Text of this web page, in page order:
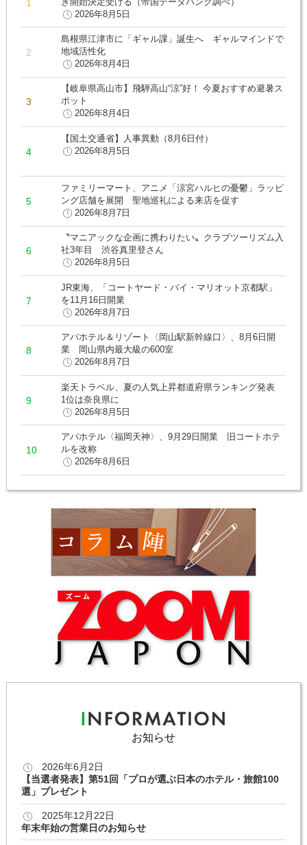
2026年8月5日
島根県江津市に「ギャル課」誕生へ ギャルマインドで
地域活性化
2026年8月4日
【岐阜県高山市】飛騨高山“涼”好！ 今夏おすすめ避暑ス
ポット
2026年8月4日
【国土交通省】人事異動（8月6日付）
2026年8月5日
ファミリーマート、アニメ「涼宮ハルヒの憂鬱」ラッピ
ング店舗を展開 聖地巡礼による来店を促す
2026年8月7日
〝マニアックな企画に携わりたい〟クラブツーリズム入
社3年目 渋谷真里登さん
2026年8月5日
JR東海、「コートヤード・バイ・マリオット京都駅」
を11月16日開業
2026年8月7日
アパホテル＆リゾート〈岡山駅新幹線口〉、8月6日開
業 岡山県内最大級の600室
2026年8月7日
楽天トラベル、夏の人気上昇都道府県ランキング発表
1位は奈良県に
2026年8月5日
アパホテル〈福岡天神〉、9月29日開業 旧コートホテ
ルを改称
2026年8月6日
お知らせ
2026年6月2日
【当選者発表】第51回「プロが選ぶ日本のホテル・旅館100
選」プレゼント
2025年12月22日
年末年始の営業日のお知らせ